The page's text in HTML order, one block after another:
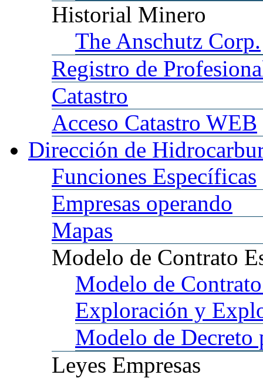
Historial Minero
The Anschutz Corp.
Registro de
Catastro
Acceso Catastro WEB
Dirección de
Funciones Específicas
Empresas operando
Mapas
Modelo de Contrato
Modelo de
Exploración y
Modelo de Decreto
Leyes Empresas